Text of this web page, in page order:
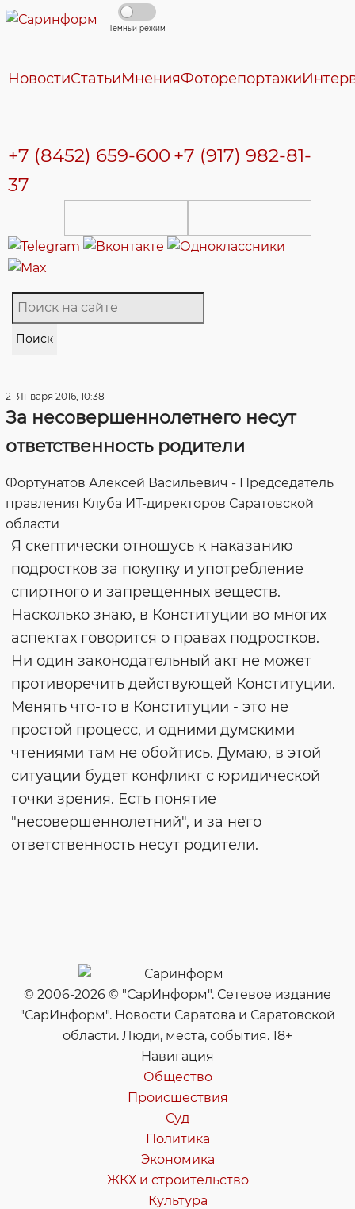
Темный режим
НовостиСтатьиМненияФоторепортажи
+7 (8452) 659-600 +7 (917) 982-81-
37
Поиск
21 Января 2016, 10:38
За несовершеннолетнего несут
ответственность родители
Фортунатов Алексей Васильевич - Председатель
правления Клуба ИТ-директоров Саратовской
области
Я скептически отношусь к наказанию
подростков за покупку и употребление
спиртного и запрещенных веществ.
Насколько знаю, в Конституции во многих
аспектах говорится о правах подростков.
Ни один законодательный акт не может
противоречить действующей Конституции.
Менять что-то в Конституции - это не
простой процесс, и одними думскими
чтениями там не обойтись. Думаю, в этой
ситуации будет конфликт с юридической
точки зрения. Есть понятие
"несовершеннолетний", и за него
ответственность несут родители.
© 2006-2026 © "СарИнформ". Сетевое издание
"СарИнформ". Новости Саратова и Саратовской
области. Люди, места, события. 18+
Навигация
Общество
Происшествия
Суд
Политика
Экономика
ЖКХ и строительство
Культура